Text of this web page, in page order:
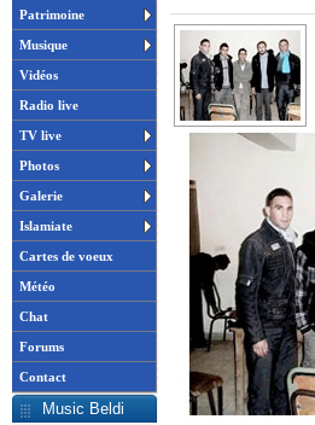
Patrimoine
Musique
Vidéos
Radio live
TV live
Photos
Galerie
Islamiate
Cartes de voeux
Météo
Chat
Forums
Contact
Music Beldi